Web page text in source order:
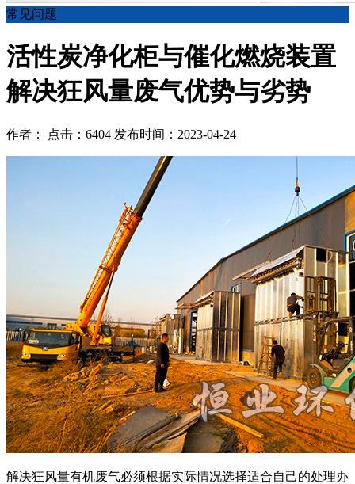
常见问题
活性炭净化柜与催化燃烧装置
解决狂风量废气优势与劣势
作者： 点击：6404 发布时间：2023-04-24
解决狂风量有机废气必须根据实际情况选择适合自己的处理办